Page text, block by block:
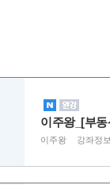
이주왕_[부
이주왕 강좌정